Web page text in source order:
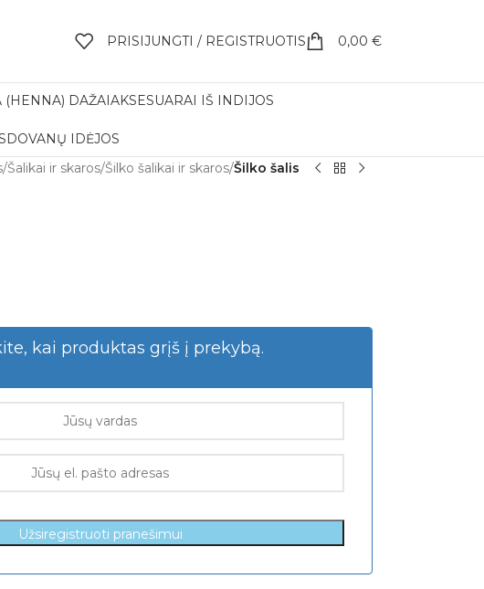
PRISIJUNGTI / REGISTRUOTIS 0,00 €
(HENNA) DAŽAIAKSESUARAI IŠ INDIJOS
DOVANŲ IDĖJOS
/Šalikai ir skaros/Šilko šalikai ir skaros/Šilko šalis
kai produktas grįš į prekybą.
Užsiregistruoti pranešimui